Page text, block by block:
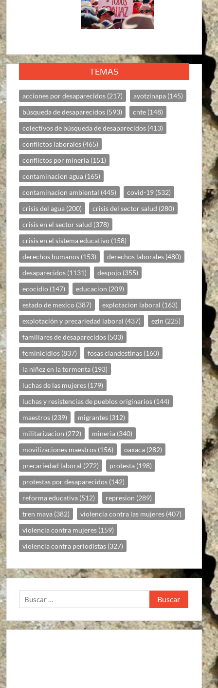
TEMAS
acciones por desaparecidos (217) ayotzinapa (145)
búsqueda de desaparecidos (593) cnte (148)
colectivos de búsqueda de desaparecidos (413)
conflictos laborales (465)
conflictos por mineria (151)
contaminacion agua (165)
contaminacion ambiental (445) covid-19 (532)
crisis del agua (200) crisis del sector salud (280)
crisis en el sector salud (378)
crisis en el sistema educativo (158)
derechos humanos (153) derechos laborales (480)
desaparecidos (1131) despojo (355)
ecocidio (147) educacion (209)
estado de mexico (387) explotacion laboral (163)
explotación y precariedad laboral (437) ezln (225)
familiares de desaparecidos (503)
feminicidios (837) fosas clandestinas (160)
la niñez en la tormenta (193)
luchas de las mujeres (179)
luchas y resistencias de pueblos originarios (144)
maestros (239) migrantes (312)
militarizacion (272) mineria (340)
movilizaciones maestros (156) oaxaca (282)
precariedad laboral (272) protesta (198)
protestas por desaparecidos (142)
reforma educativa (512) represion (289)
tren maya (382) violencia contra las mujeres (407)
violencia contra mujeres (159)
violencia contra periodistas (327)
Buscar: